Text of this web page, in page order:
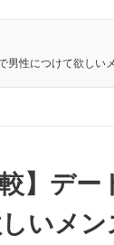
男性につけて欲しい
較】デ
いメン